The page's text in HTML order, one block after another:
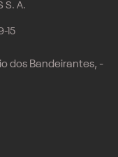
S. A.
15
dos Bandeirantes, -